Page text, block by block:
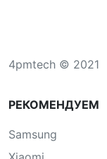
4pmtech © 2021
РЕКОМЕНДУЕМ
Samsung